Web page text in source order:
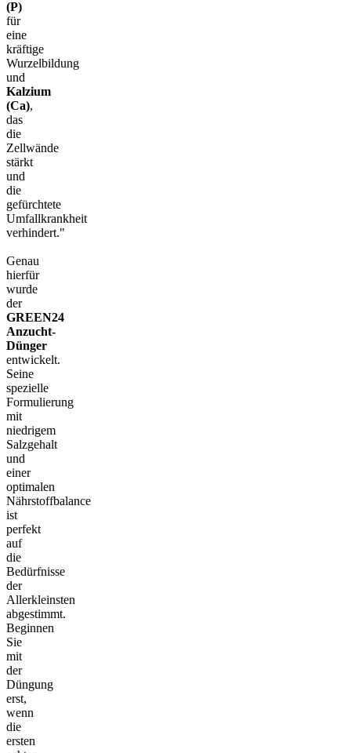
(P)
für
eine
kräftige
Wurzelbildung
und
Kalzium
(Ca),
das
die
Zellwände
stärkt
und
die
gefürchtete
Umfallkrankheit
verhindert."
Genau
hierfür
wurde
der
GREEN24
Anzucht-
Dünger
entwickelt.
Seine
spezielle
Formulierung
mit
niedrigem
Salzgehalt
und
einer
optimalen
Nährstoffbalance
ist
perfekt
auf
die
Bedürfnisse
der
Allerkleinsten
abgestimmt.
Beginnen
Sie
mit
der
Düngung
erst,
wenn
die
ersten